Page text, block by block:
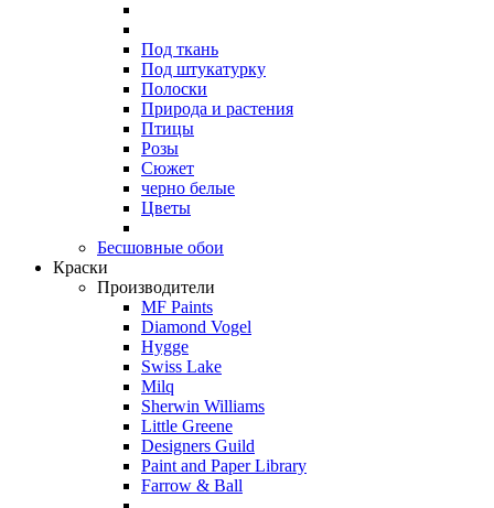
Под ткань
Под штукатурку
Полоски
Природа и растения
Птицы
Розы
Сюжет
черно белые
Цветы
Бесшовные обои
Краски
Производители
MF Paints
Diamond Vogel
Hygge
Swiss Lake
Milq
Sherwin Williams
Little Greene
Designers Guild
Paint and Paper Library
Farrow & Ball